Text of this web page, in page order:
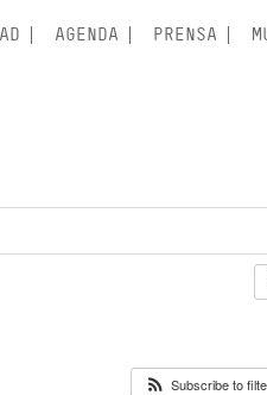
AGENDA PRENSA
Subscribe to